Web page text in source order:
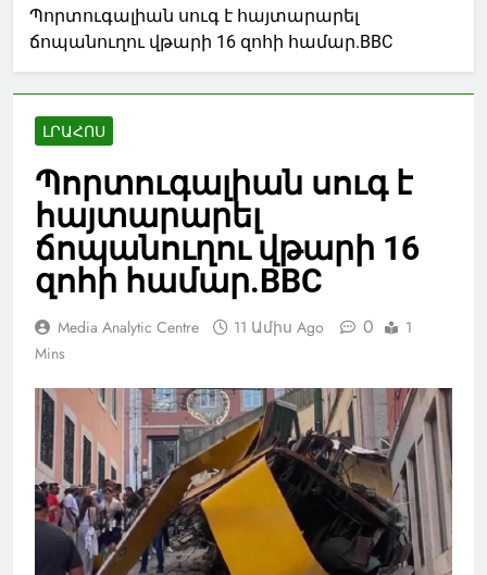
Պորտուգալիան սուգ է հայտարարել
ճոպանուղու վթարի 16 զոհի համար.BBC
ԼՐԱՀՈՍ
Պորտուգալիան սուգ է
հայտարարել
ճոպանուղու վթարի 16
զոհի համար.BBC
Media Analytic Centre 11 Ամիս Ago 0
1
Mins